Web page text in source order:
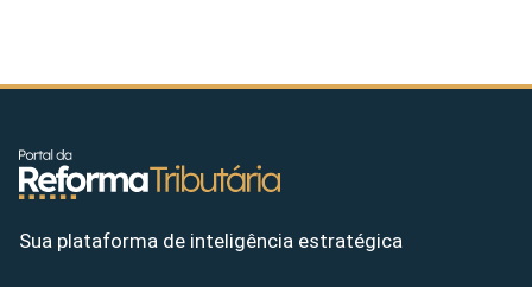
Sua plataforma de inteligência estratégica